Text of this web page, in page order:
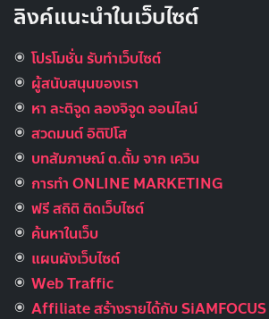
ลิงค์แนะนำในเว็บไซต์
โปรโมชั่น รับทำเว็บไซต์
ผู้สนับสนุนของเรา
หา ละติจูด ลองจิจูด ออนไลน์
สวดมนต์ อิติปิโส
บทสัมภาษณ์ ต.ตั้ม จาก เควิน
การทำ ONLINE MARKETING
ฟรี สถิติ ติดเว็บไซต์
ค้นหาในเว็บ
แผนผังเว็บไซต์
Web Traffic
Affiliate สร้างรายได้กับ SiAMFOCUS